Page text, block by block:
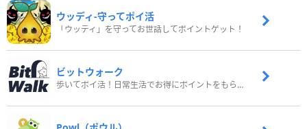
ウッディ‐守ってポイ活
「ウッディ」を守ってお世話してポイントゲット！
ビットウォーク
歩いてポイ活！日常生活でお得にポイントをもらおう